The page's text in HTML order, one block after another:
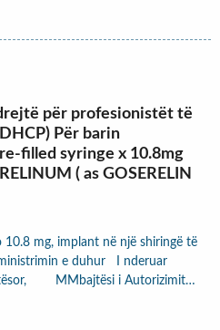
për profesionistët të
Për barin
filled syringe x 10.8mg
( as GOSERELIN
10.8 mg, implant në një shiringë të
e duhur I nderuar
MMbajtësi i Autorizimit…